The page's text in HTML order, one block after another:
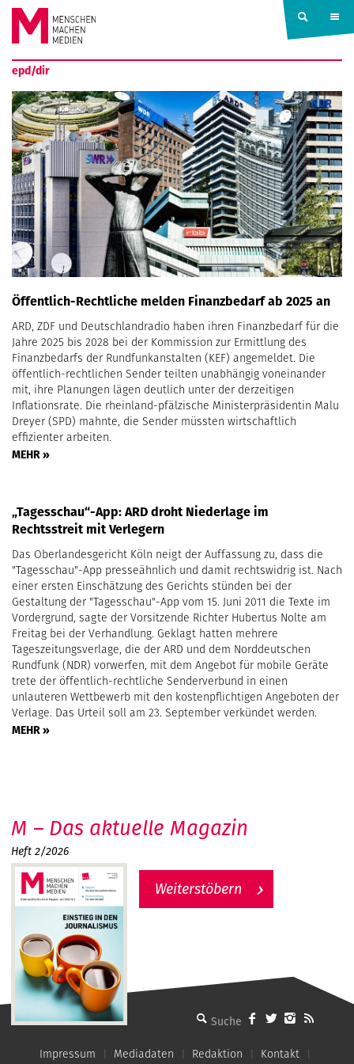
Springe zum Inhalt
MENSCHEN
MACHEN
MEDIEN
epd/dir
Öffentlich-Rechtliche melden Finanzbedarf ab 2025 an
ARD, ZDF und Deutschlandradio haben ihren Finanzbedarf für die
Jahre 2025 bis 2028 bei der Kommission zur Ermittlung des
Finanzbedarfs der Rundfunkanstalten (KEF) angemeldet. Die
öffentlich-rechtlichen Sender teilten unabhängig voneinander
mit, ihre Planungen lägen deutlich unter der derzeitigen
Inflationsrate. Die rheinland-pfälzische Ministerpräsidentin Malu
Dreyer (SPD) mahnte, die Sender müssten wirtschaftlich
effizienter arbeiten.
MEHR »
„Tagesschau“-App: ARD droht Niederlage im
Rechtsstreit mit Verlegern
Das Oberlandesgericht Köln neigt der Auffassung zu, dass die
"Tagesschau"-App presseähnlich und damit rechtswidrig ist. Nach
einer ersten Einschätzung des Gerichts stünden bei der
Gestaltung der "Tagesschau"-App vom 15. Juni 2011 die Texte im
Vordergrund, sagte der Vorsitzende Richter Hubertus Nolte am
Freitag bei der Verhandlung. Geklagt hatten mehrere
Tageszeitungsverlage, die der ARD und dem Norddeutschen
Rundfunk (NDR) vorwerfen, mit dem Angebot für mobile Geräte
trete der öffentlich-rechtliche Senderverbund in einen
unlauteren Wettbewerb mit den kostenpflichtigen Angeboten der
Verlage. Das Urteil soll am 23. September verkündet werden.
MEHR »
MMM - Menschen machen Medien
M – Das aktuelle Magazin
Heft 2/2026
Weiterstöbern
Impressum Mediadaten Redaktion Kontakt